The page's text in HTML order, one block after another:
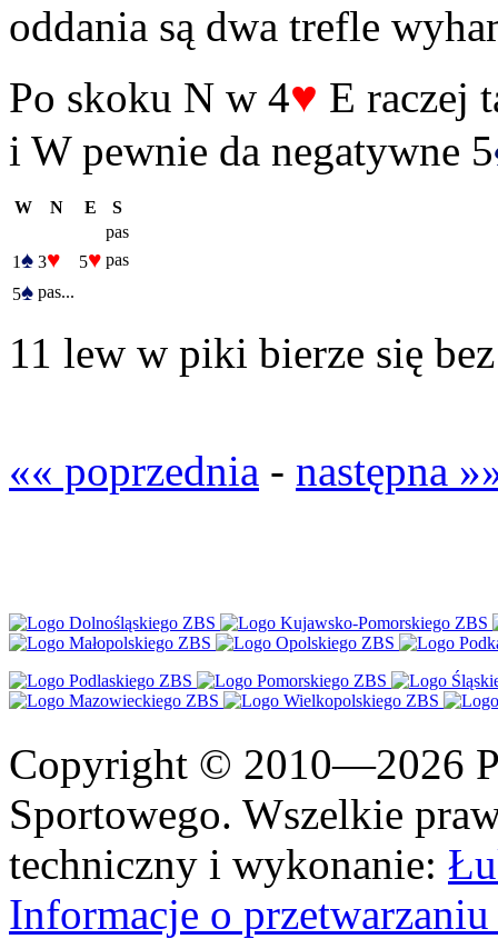
oddania są dwa trefle
Po skoku N w 4♥ E raczej
i W pewnie da negatywne 5
W N E
S
pas
1♠ 3♥ 5♥ pas
5♠ pas...
11 lew w piki bierze się
«« poprzednia - następna
Copyright © 2010—2026
Sportowego. Wszelkie
techniczny i wykonanie:
Informacje o